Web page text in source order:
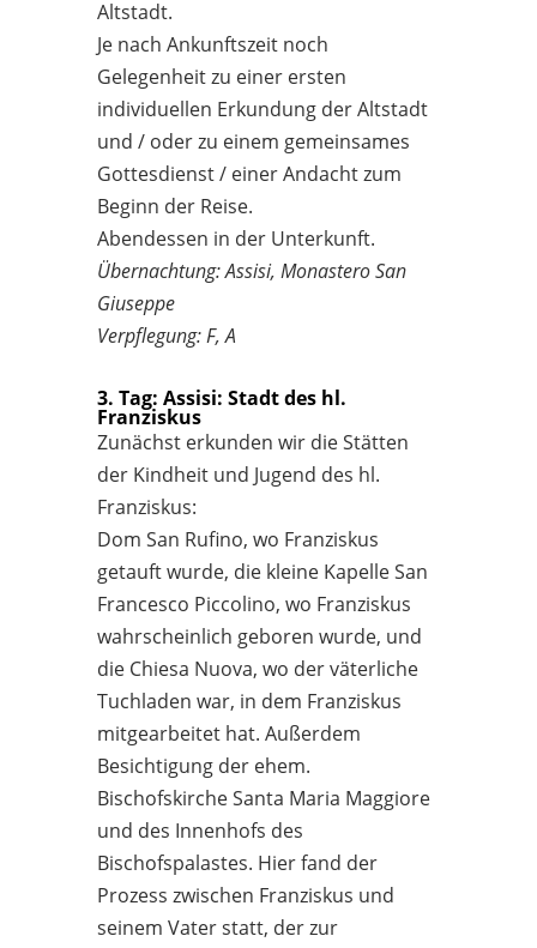
Altstadt.
Je nach Ankunftszeit noch
Gelegenheit zu einer ersten
individuellen Erkundung der Altstadt
und / oder zu einem gemeinsames
Gottesdienst / einer Andacht zum
Beginn der Reise.
Abendessen in der Unterkunft.
Übernachtung: Assisi, Monastero San
Giuseppe
Verpflegung: F, A
3. Tag: Assisi: Stadt des hl.
Franziskus
Zunächst erkunden wir die Stätten
der Kindheit und Jugend des hl.
Franziskus:
Dom San Rufino, wo Franziskus
getauft wurde, die kleine Kapelle San
Francesco Piccolino, wo Franziskus
wahrscheinlich geboren wurde, und
die Chiesa Nuova, wo der väterliche
Tuchladen war, in dem Franziskus
mitgearbeitet hat. Außerdem
Besichtigung der ehem.
Bischofskirche Santa Maria Maggiore
und des Innenhofs des
Bischofspalastes. Hier fand der
Prozess zwischen Franziskus und
seinem Vater statt, der zur